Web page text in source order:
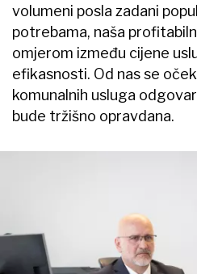
volumeni posla zadani
potrebama, naša
omjerom između cijene
efikasnosti. Od nas se
komunalnih usluga
bude tržišno opravdana.